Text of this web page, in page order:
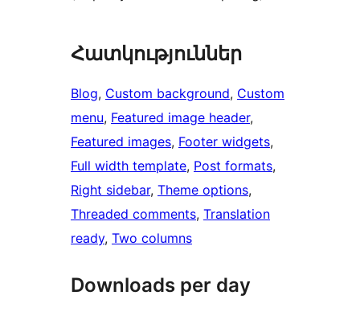
Հատկություններ
Blog, Custom background, Custom
menu, Featured image header
Featured images, Footer widgets
Full width template, Post formats
Right sidebar, Theme options
Threaded comments, Translation
ready, Two columns
Downloads per day